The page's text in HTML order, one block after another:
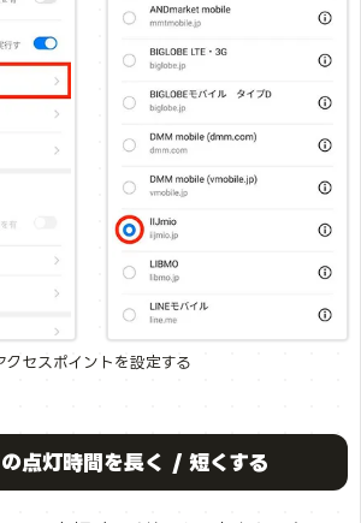
クセスポイントを設定する
点灯時間を長く / 短くする